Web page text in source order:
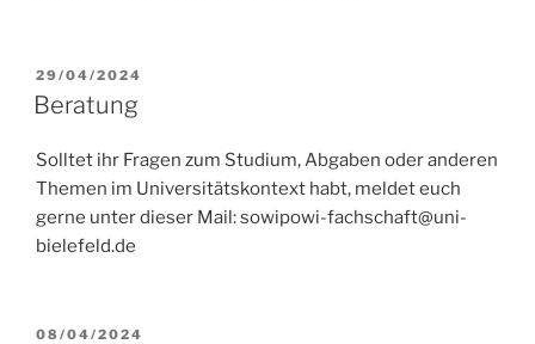
VERÖFFENTLICHT
AM
29/04/2024
Beratung
Solltet ihr Fragen zum Studium, Abgaben oder anderen
Themen im Universitätskontext habt, meldet euch
gerne unter dieser Mail: sowipowi-fachschaft@uni-
bielefeld.de
VERÖFFENTLICHT
08/04/2024